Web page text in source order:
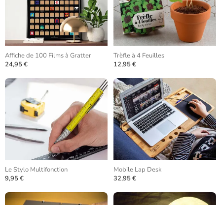
Affiche de 100 Films à Gratter
24,95 €
Trèfle à 4 Feuilles
12,95 €
Le Stylo Multifonction
9,95 €
Mobile Lap Desk
32,95 €